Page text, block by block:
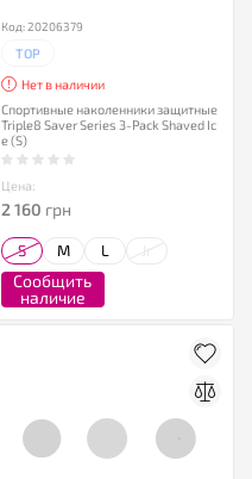
Код: 20206379
TOP
Нет в наличии
Спортивные наколенники защитные
Triple8 Saver Series 3-Pack Shaved Ic
e (S)
Цена:
2 160 грн
S M L
Сообщить
наличие